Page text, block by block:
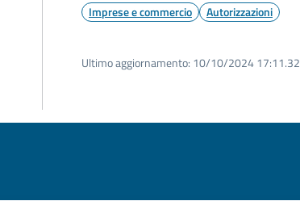
Imprese e commercio Autorizzazioni
Ultimo aggiornamento: 10/10/2024 17:11.32